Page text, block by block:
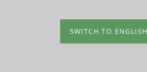
SWITCH TO ENGLISH